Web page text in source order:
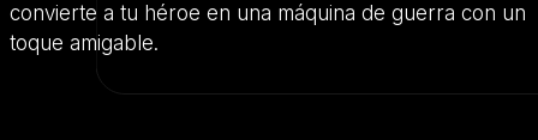
convierte a tu héroe en una máquina de guerra con un
toque amigable.